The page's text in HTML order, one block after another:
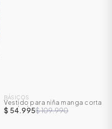
-50%
BÁSICOS
Vestido para niña manga corta
con boleros
$ 54.995$ 109.990